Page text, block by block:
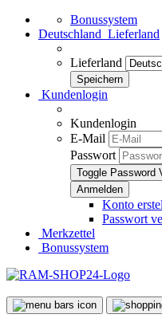
Bonussystem
Deutschland Lieferland
Lieferland
Kundenlogin
Kundenlogin
E-Mail
Passwort
Toggle Password
Konto
Passwort
Merkzettel
Bonussystem